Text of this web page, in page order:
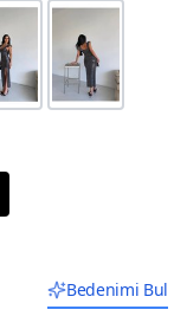
Bedenimi Bul